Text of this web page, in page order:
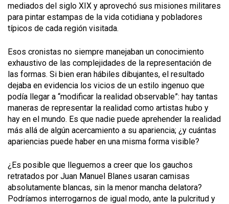
mediados del siglo XIX y aprovechó sus misiones militares
para pintar estampas de la vida cotidiana y pobladores
típicos de cada región visitada.
Esos cronistas no siempre manejaban un conocimiento
exhaustivo de las complejidades de la representación de
las formas. Si bien eran hábiles dibujantes, el resultado
dejaba en evidencia los vicios de un estilo ingenuo que
podía llegar a “modificar la realidad observable”: hay tantas
maneras de representar la realidad como artistas hubo y
hay en el mundo. Es que nadie puede aprehender la realidad
más allá de algún acercamiento a su apariencia; ¿y cuántas
apariencias puede haber en una misma forma visible?
¿Es posible que lleguemos a creer que los gauchos
retratados por Juan Manuel Blanes usaran camisas
absolutamente blancas, sin la menor mancha delatora?
Podríamos interrogarnos de igual modo, ante la pulcritud y